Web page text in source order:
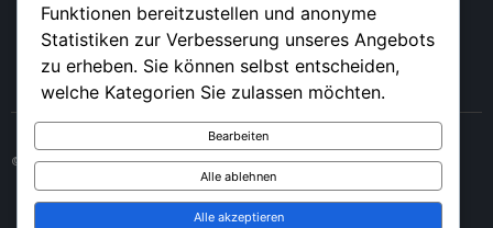
© 2026 – Feuerwehr der Stadt Sundern (Sauerland)
Funktionen bereitzustellen und anonyme
Statistiken zur Verbesserung unseres Angebots
zu erheben. Sie können selbst entscheiden,
welche Kategorien Sie zulassen möchten.
Bearbeiten
Alle ablehnen
Alle akzeptieren